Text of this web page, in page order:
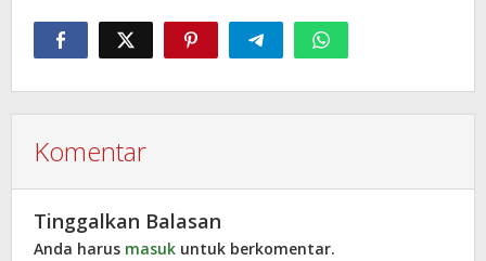
Komentar
Tinggalkan Balasan
Anda harus masuk untuk berkomentar.